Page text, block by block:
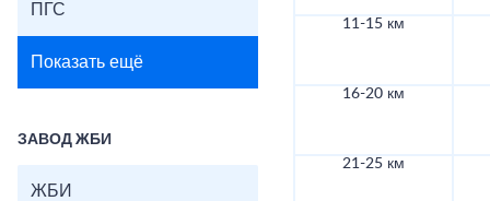
ПГС
Показать ещё
ЗАВОД ЖБИ
ЖБИ
11-15 км
16-20 км
21-25 км